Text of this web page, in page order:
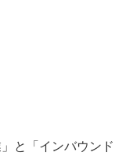
と「インバウンド